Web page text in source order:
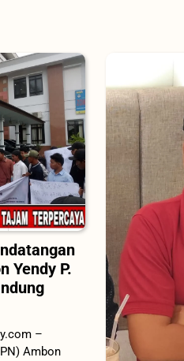
Yendy P.
–
Ambon